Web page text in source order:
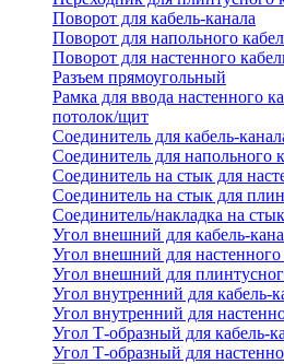
Поворот для кабель-канала
Поворот для напольного
Поворот для настенного
Разъем прямоугольный
Рамка для ввода настенного
потолок/щит
Соединитель для кабель-
Соединитель для напольного
Соединитель на стык для
Соединитель на стык для
Соединитель/накладка на
Угол внешний для кабель-
Угол внешний для настенного
Угол внешний для
Угол внутренний для кабель-
Угол внутренний для
Угол Т-образный для кабель-
Угол Т-образный для